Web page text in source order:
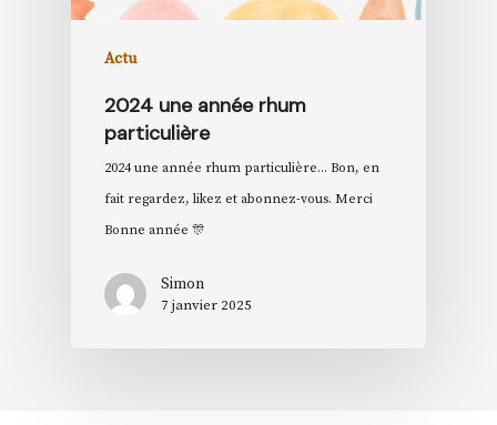
Actu
2024 une année rhum
particulière
2024 une année rhum particulière... Bon, en
fait regardez, likez et abonnez-vous. Merci
Bonne année 🎊
Simon
7 janvier 2025